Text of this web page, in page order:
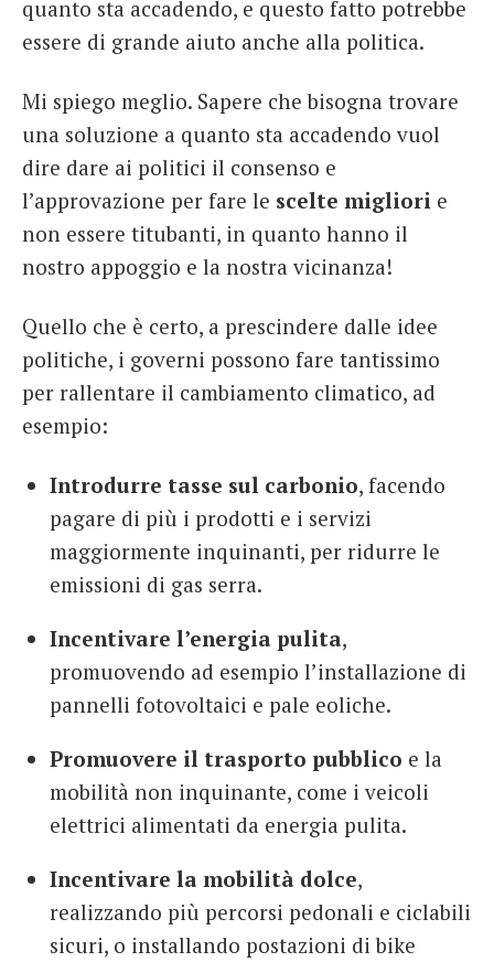
quanto sta accadendo, e questo fatto potrebbe
essere di grande aiuto anche alla politica.
Mi spiego meglio. Sapere che bisogna trovare
una soluzione a quanto sta accadendo vuol
dire dare ai politici il consenso e
l’approvazione per fare le scelte migliori e
non essere titubanti, in quanto hanno il
nostro appoggio e la nostra vicinanza!
Quello che è certo, a prescindere dalle idee
politiche, i governi possono fare tantissimo
per rallentare il cambiamento climatico, ad
esempio:
Introdurre tasse sul carbonio, facendo
pagare di più i prodotti e i servizi
maggiormente inquinanti, per ridurre le
emissioni di gas serra.
Incentivare l’energia pulita,
promuovendo ad esempio l’installazione di
pannelli fotovoltaici e pale eoliche.
Promuovere il trasporto pubblico e la
mobilità non inquinante, come i veicoli
elettrici alimentati da energia pulita.
Incentivare la mobilità dolce,
realizzando più percorsi pedonali e ciclabili
sicuri, o installando postazioni di bike